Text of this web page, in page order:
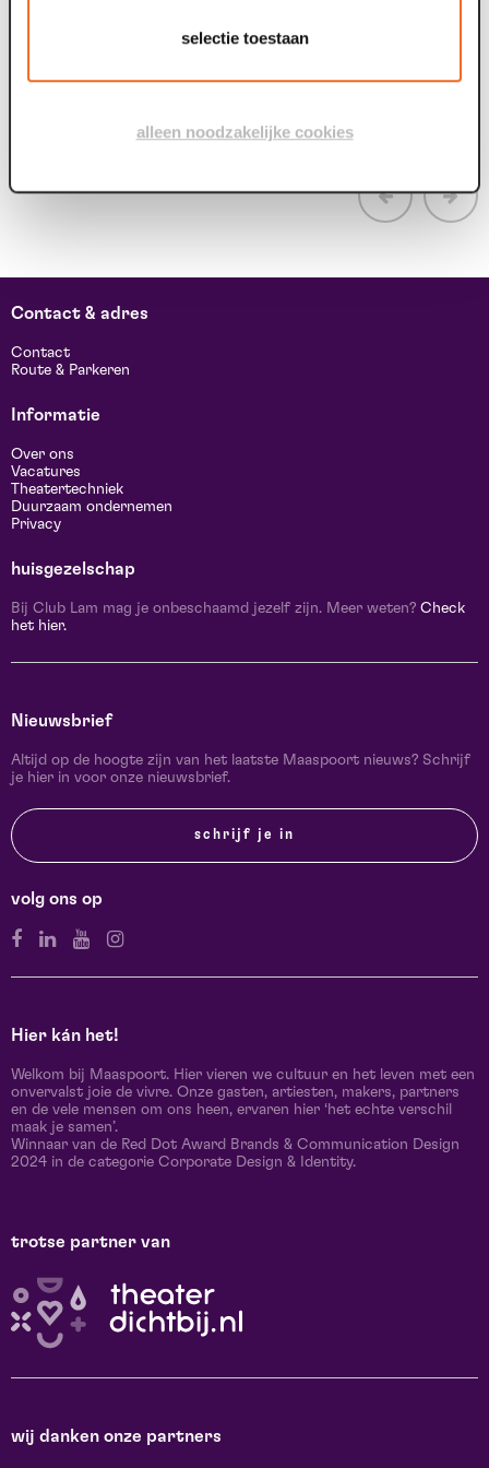
selectie toestaan
alleen noodzakelijke cookies
Contact & adres
Contact
Route & Parkeren
Informatie
Over ons
Vacatures
Theatertechniek
Duurzaam ondernemen
Privacy
huisgezelschap
Bij Club Lam mag je onbeschaamd jezelf zijn. Meer weten? Check
het hier.
Nieuwsbrief
Altijd op de hoogte zijn van het laatste Maaspoort nieuws? Schrijf
je hier in voor onze nieuwsbrief.
schrijf je in
volg ons op
Hier kán het!
Welkom bij Maaspoort. Hier vieren we cultuur en het leven met een
onvervalst joie de vivre. Onze gasten, artiesten, makers, partners
en de vele mensen om ons heen, ervaren hier ‘het echte verschil
maak je samen’.
Winnaar van de Red Dot Award Brands & Communication Design
2024 in de categorie Corporate Design & Identity.
trotse partner van
wij danken onze partners